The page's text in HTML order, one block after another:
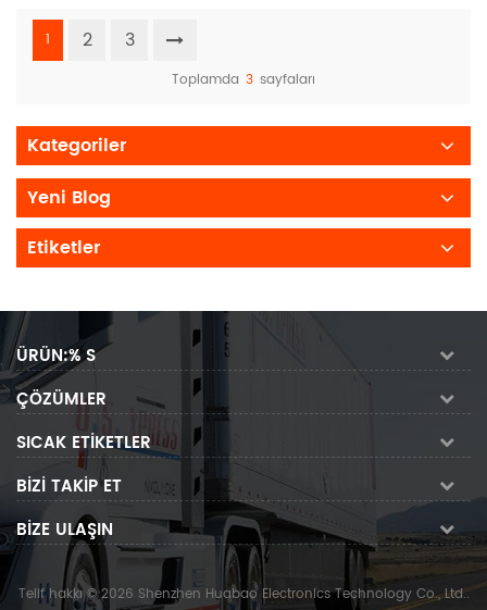
1 2 3
Toplamda 3 sayfaları
Kategoriler
Yeni Blog
Etiketler
ÜRÜN:% S
ÇÖZÜMLER
SICAK ETIKETLER
BIZI TAKIP ET
BIZE ULAŞIN
Telif hakkı © 2026 Shenzhen Huabao Electronics Technology Co., Ltd..